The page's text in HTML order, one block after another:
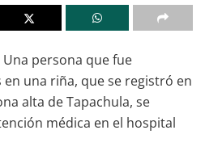
Una persona que fue
una riña, que se registró en
alta de Tapachula, se
médica en el hospital